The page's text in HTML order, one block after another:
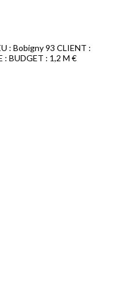
: Bobigny 93 CLIENT :
: BUDGET : 1,2 M €